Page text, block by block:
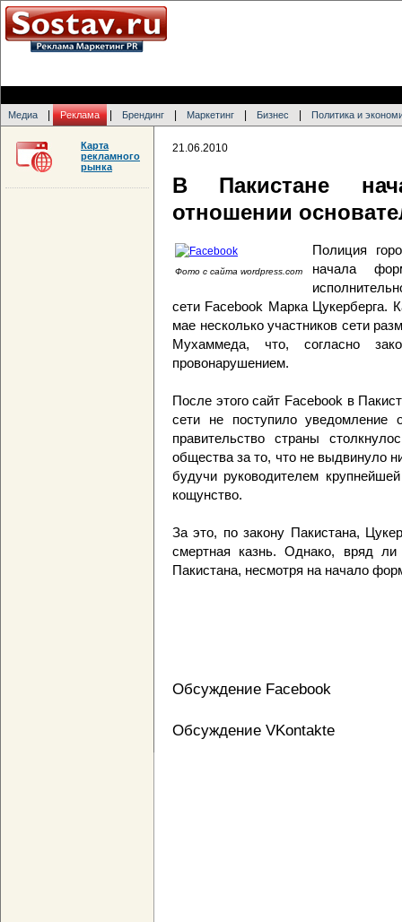
Медиа Реклама Брендинг Маркетинг Бизнес Политика и
21.06.2010
В Пакистане
отношении
Фото с сайта wordpress.com
Полиция
начала
сети Facebook Марка Цукерберга.
мае несколько участников сети
Мухаммеда, что, согласно
провонарушением.
После этого сайт Facebook в
сети не поступило
правительство страны
общества за то, что не выдвинуло
будучи руководителем
кощунство.
За это, по закону Пакистана,
смертная казнь. Однако, вряд
Пакистана, несмотря на начало
Обсуждение Facebook
Обсуждение VKontakte
Карта
рекламного
рынка